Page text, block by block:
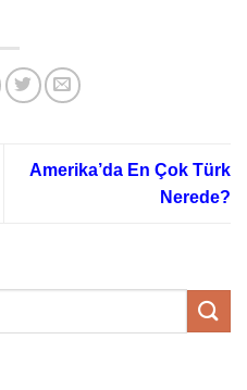
Amerika’da En Çok Türk
Nerede?